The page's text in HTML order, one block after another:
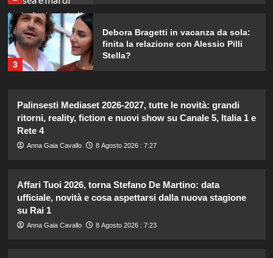
3
Debora Bragetti in vacanza da sola:
finita la relazione con Alessio Pilli
Stella?
Elisabetta Gregoraci incontra la
sorella in Costa Smeralda: momenti
da ricordare insieme.
dimenticherò mai.
Palinsesti Mediaset 2026-2027, tutte le novità: grandi
ritorni, reality, fiction e nuovi show su Canale 5, Italia 1 e
Rete 4
Anna Gaia Cavallo 8 Agosto 2026 : 7:27
Affari Tuoi 2026, torna Stefano De Martino: data
ufficiale, novità e cosa aspettarsi dalla nuova stagione
su Rai 1
Anna Gaia Cavallo 8 Agosto 2026 : 7:23